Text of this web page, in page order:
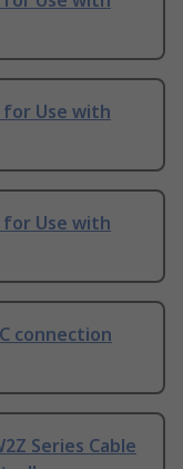
for Use with
for Use with
connection
Series Cable